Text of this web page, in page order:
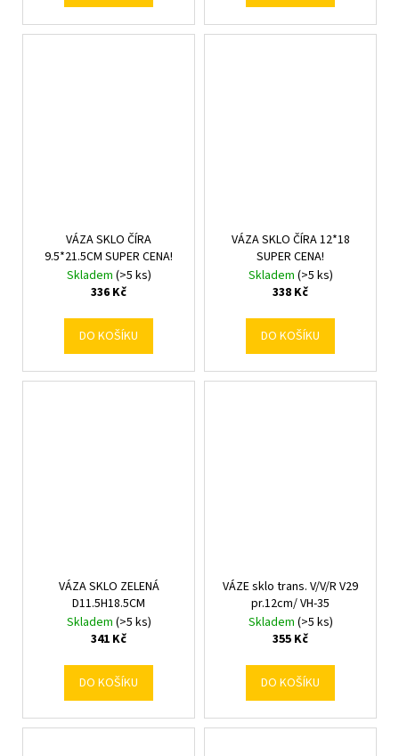
VÁZA SKLO ČÍRA
9.5*21.5CM SUPER CENA!
Skladem (>5 ks)
336 Kč
DO KOŠÍKU
VÁZA SKLO ČÍRA 12*18
SUPER CENA!
Skladem (>5 ks)
338 Kč
DO KOŠÍKU
VÁZA SKLO ZELENÁ
D11.5H18.5CM
Skladem (>5 ks)
341 Kč
DO KOŠÍKU
VÁZE sklo trans. V/V/R V29
pr.12cm/ VH-35
Skladem (>5 ks)
355 Kč
DO KOŠÍKU